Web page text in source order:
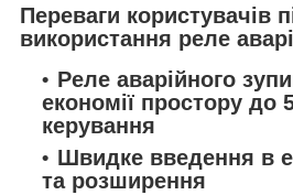
Переваги користувачів
використання реле
Реле аварійного
економії простору до
керування
Швидке введення в
та розширення